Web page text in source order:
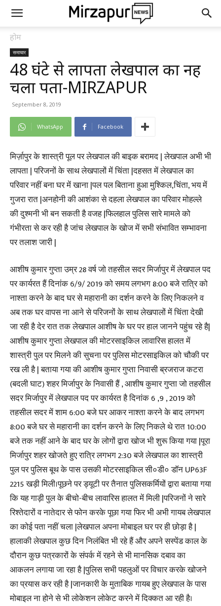
होम
समाचार
48 घंटे से लापता लेखपाल का नहीं
चला पता-MIRZAPUR
September 8, 2019
WhatsApp Facebook
मिर्ज़ापुर के शास्त्री पूल पर लेखपाल की बाइक बरामद | लेखपाल अभी भी
लापता | परिजनों के साथ लेखपालों में चिंता |दहसत में लेखपाल का
परिवार नहीं बना घर में खाना |पल पल बिताना हुआ मुश्किल,चिंता, भय में
गुजरा रात |अनहोनी की आशंका से दहला लेखपाल का परिवार मोहल्ले
की दुश्मनी भी बन सकती है वजह |फिलहाल पुलिस सारे मामले को
गंभीरता से कर रही है जांच लेखपाल के खोज में सभी संभावित सम्भावना
पर तलाश जारी |
आशीष कुमार गुप्ता उम्र 28 वर्ष जो तहसील सदर मिर्जापुर में लेखपाल पद
पर कार्यरत हैं दिनांक 6/9/ 2019 को समय लगभग 8:00 बजे रात्रि को
नाश्ता करने के बाद घर से महारानी का दर्शन करने के लिए निकलने व
अब तक घर वापस ना आने से परिजनों के साथ लेखपालों में चिंता देखी
जा रही है देर रात तक लेखपाल आशीष के घर पर हाल जानने पहुंच रहे है|
आशीष कुमार गुप्ता लेखपाल की मोटरसाइकिल लावारिस हालत में
शास्त्री पुल पर मिलने की सुचना पर पुलिस मोटरसाइकिल को चौकी पर
रख ली है | बताया गया की आशीष कुमार गुप्ता निवासी ब्रजराज कटरा
(बदली घाट) शहर मिर्जापुर के निवासी हैं , आशीष कुमार गुप्ता जो तहसील
सदर मिर्जापुर में लेखपाल पद पर कार्यरत है दिनांक 6 ,9 , 2019 को
तहसील सदर में शाम 6:00 बजे घर आकर नाश्ता करने के बाद लगभग
8:00 बजे घर से महारानी का दर्शन करने के लिए निकले थे रात 10:00
बजे तक नहीं आने के बाद घर के लोगों द्वारा खोज भी शुरू किया गया |पूरा
मिर्जापुर शहर खोजते हुए रात्रि लगभग 2:30 बजे लेखपाल का शास्त्री
पुल पर पुलिस बूथ के पास उसकी मोटरसाइकिल सी०डी० डॉन UP63F
2215 खड़ी मिली।पूछने पर ड्यूटी पर तैनात पुलिसकर्मियों द्वारा बताया गया
कि यह गाड़ी पुल के बीचो-बीच लावारिस हालत में मिली |परिजनों ने सारे
रिश्तेदारों व नातेदार से फोन करके पूछा गया फिर भी अभी गायब लेखपाल
का कोई पता नहीं चला |लेखपाल अपना मोबाइल घर पर ही छोड़ा है |
हालाकी लेखपाल कुछ दिन निलंबित भी रहे हैं और अपने सस्पेंड काल के
दौरान कुछ पत्रकारों के संपर्क में रहने से भी मानसिक दबाव का
आकलन लगाया जा रहा है |पुलिस सभी पहलुओं पर विचार करके खोजने
का प्रयास कर रही है |जानकारी के मुताबिक गायब हुए लेखपाल के पास
मोबाइल ना होने से भी लोकेशन लोकेट करने में दिक्कत आ रही है।